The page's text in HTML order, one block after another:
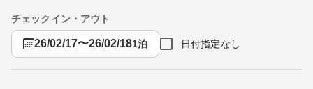
チェックイン・アウト
26/02/17〜26/02/181泊 日付指定なし